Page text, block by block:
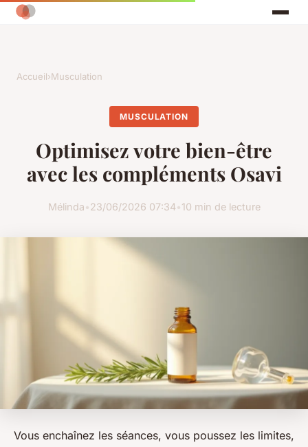
Accueil›Musculation
MUSCULATION
Optimisez votre bien-être
avec les compléments Osavi
Mélinda•23/06/2026 07:34•10 min de lecture
Vous enchaînez les séances, vous poussez les limites,